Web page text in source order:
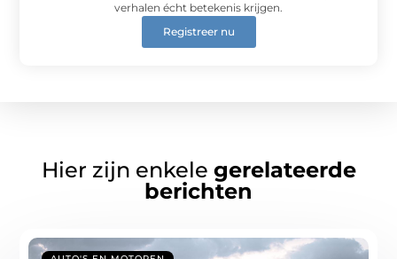
verhalen écht betekenis krijgen.
Registreer nu
Hier zijn enkele gerelateerde
berichten